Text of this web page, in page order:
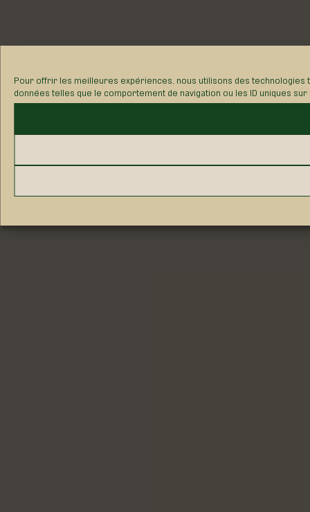
Pour offrir les meilleures expériences, nous utilisons des
données telles que le comportement de navigation ou les ID uniques